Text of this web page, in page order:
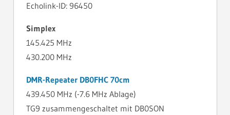
Echolink-ID: 96450
Simplex
145.425 MHz
430.200 MHz
DMR-Repeater DB0FHC 70cm
439.450 MHz (-7.6 MHz Ablage)
TG9 zusammengeschaltet mit DB0SON